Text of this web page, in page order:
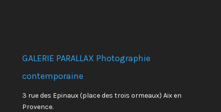
GALERIE PARALLAX Photographie
contemporaine
3 rue des Epinaux (place des trois ormeaux) Aix en
Provence.